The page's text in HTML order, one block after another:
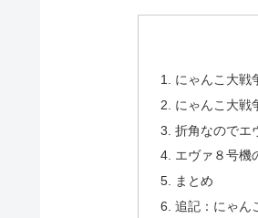
にゃんこ大戦
にゃんこ大戦
折角なのでエ
エヴァ８号
まとめ
追記：にゃ